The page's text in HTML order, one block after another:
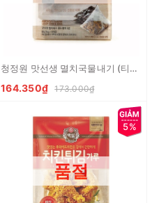
청정원 맛선생 멸치국물내기 (티백) 10G*8개입 CJW Tui loc nau nuoc dung
164.350₫ 173.000₫
5%
품절